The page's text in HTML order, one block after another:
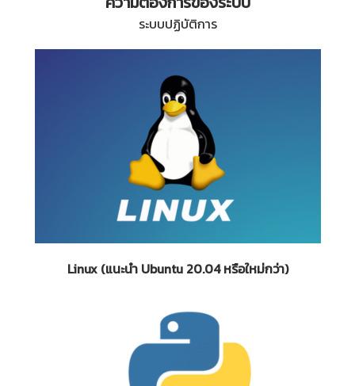
ระบบปฏิบัติการ
Linux (แนะนำ Ubuntu 20.04 หรือใหม่กว่า)